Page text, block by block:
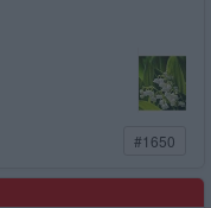
#1650